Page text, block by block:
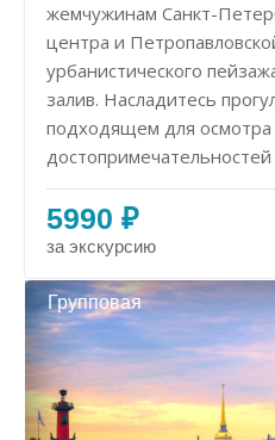
жемчужинам Санкт-
центра и
урбанистического
залив. Насладитесь
подходящем для осмотра
5990 ₽
за экскурсию
Групповая